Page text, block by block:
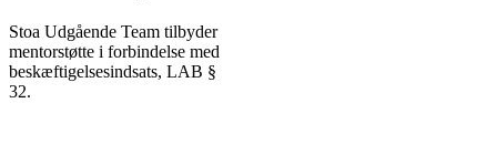
Stoa Udgående Team tilbyder
mentorstøtte i forbindelse med
beskæftigelsesindsats, LAB §
32.